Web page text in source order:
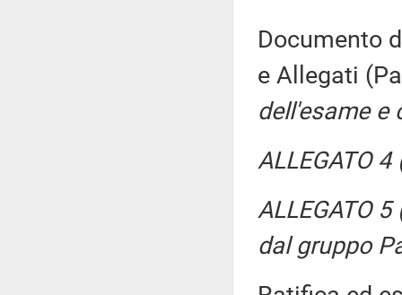
Documento
e Allegati
dell'esame e
ALLEGATO
ALLEGATO
dal gruppo